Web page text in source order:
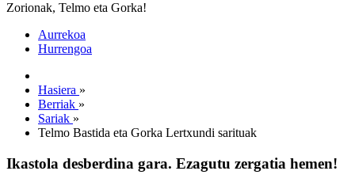
Zorionak, Telmo eta Gorka!
Aurrekoa
Hurrengoa
Hasiera »
Berriak »
Sariak »
Telmo Bastida eta Gorka Lertxundi sarituak
Ikastola desberdina gara. Ezagutu zergatia hemen!